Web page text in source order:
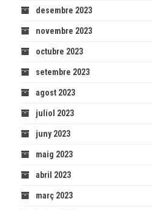
desembre 2023
novembre 2023
octubre 2023
setembre 2023
agost 2023
juliol 2023
juny 2023
maig 2023
abril 2023
març 2023